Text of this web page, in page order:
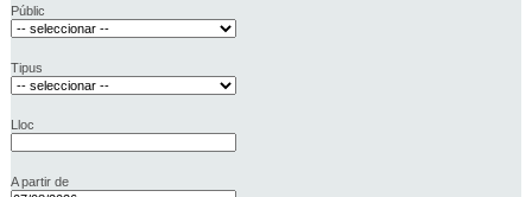
Públic
Tipus
Lloc
A partir de